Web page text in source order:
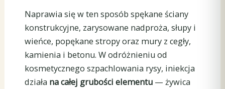
Naprawia się w ten sposób spękane ściany
konstrukcyjne, zarysowane nadproża, słupy i
wieńce, popękane stropy oraz mury z cegły,
kamienia i betonu. W odróżnieniu od
kosmetycznego szpachlowania rysy, iniekcja
działa na całej grubości elementu — żywica